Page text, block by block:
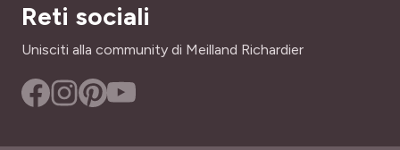
Reti sociali
Unisciti alla community di Meilland Richardier